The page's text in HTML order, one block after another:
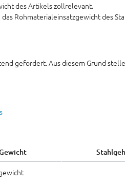
des Artikels zollrelevant.
Rohmaterialeinsatzgewicht des
gefordert. Aus diesem Grund